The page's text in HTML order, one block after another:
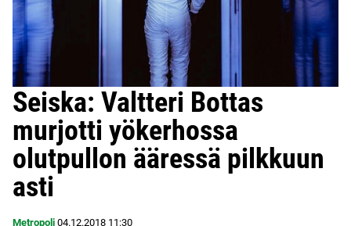
Seiska: Valtteri Bottas
murjotti yökerhossa
olutpullon ääressä pilkkuun
asti
Metropoli 04.12.2018 11:30